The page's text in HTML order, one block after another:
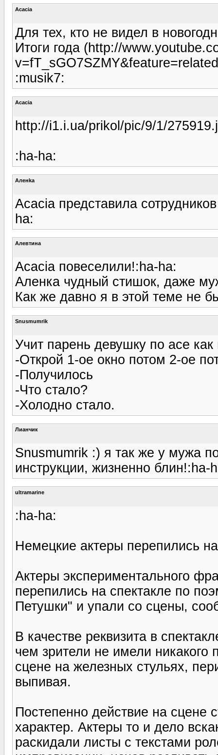
Acacia
Для тех, кто не видел в
Итоги года (http://
:musik7:
Acacia
http://i1.i.ua/prikol/pic/9/1/
:ha-ha:
Аленka
Acacia представила
ha:
Алевтина
Acacia повеселили!:ha-ha:
Аленка чудный стишок, даже
Как же давно я в этой теме не
Snusmumrik
Учит парень девушку по асе
-Открой 1-ое окно потом 2-ое
-Получилось
-Что стало?
-Холодно стало.
Лианчик
Snusmumrik :) я так же у мужа
инструкции, жизненно блин!:ha-
ultramarine
:ha-ha:
Немецкие актеры перепились
Актеры экспериментального
перепились на спектакле по
Петушки" и упали со сцены,
В качестве реквизита в
чем зрители не имели никакого
сцене на железных стульях,
выпивая.
Постепенно действие на сцене
характер. Актеры то и дело
раскидали листы с текстами